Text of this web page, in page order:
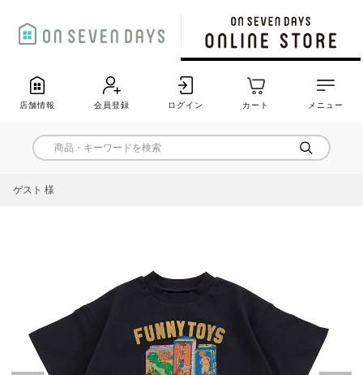
店舗情報 会員登録 ログイン カート メニュー
ゲスト 様